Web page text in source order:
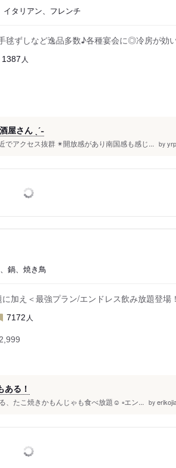
タリアン、フレンチ
毬ずしなど逸品多数♪各種宴会に◎冷房が効
1387 人
屋さん ˎˊ˗
アクセス抜群 ✴︎開放感があり南国感も感じ... by
鍋、焼き鳥
加え＜最強プラン/エンドレス飲み放題登場
7172 人
る！
、たこ焼きかもんじゃも食べ放題☺️ ▫️エン... by